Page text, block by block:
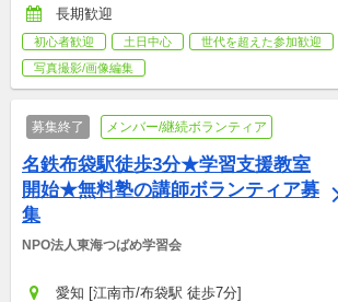
長期歓迎
初心者歓迎 土日中心 世代を超えた参加歓迎
写真撮影/画像編集
募集終了 メンバー/継続ボランティア
名鉄布袋駅徒歩3分★学習支援教室
開始★無料塾の講師ボランティア募
集
NPO法人東海つばめ学習会
愛知 [江南市/布袋駅 徒歩7分]